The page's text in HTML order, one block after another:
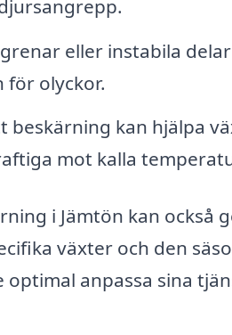
eller instabila
för olyckor.
beskärning kan hjälpa
mot kalla
i Jämtön kan också
växter och den
anpassa sina